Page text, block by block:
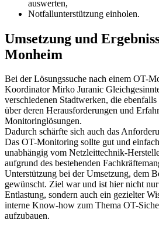
auswerten,
Notfallunterstützung einholen.
Umsetzung und
Monheim
Bei der Lösungssuche nach einem OT-
Koordinator Mirko Juranic
verschiedenen Stadtwerken, die
über deren Herausforderungen und
Monitoringlösungen.
Dadurch schärfte sich auch das
Das OT-Monitoring sollte gut und
unabhängig vom Netzleittechnik-
aufgrund des bestehenden
Unterstützung bei der Umsetzung, dem
gewünscht. Ziel war und ist hier nicht
Entlastung, sondern auch ein gezielter
interne Know-how zum Thema OT-
aufzubauen.